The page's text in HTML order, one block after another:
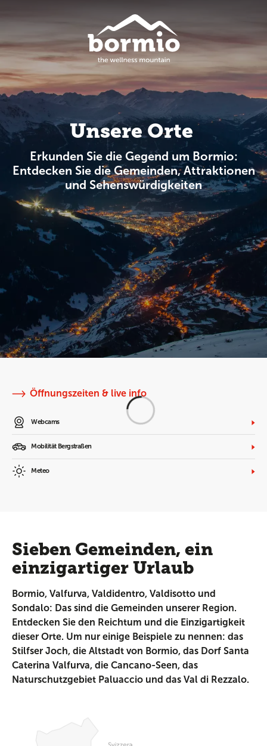
Unsere Orte
Erkunden Sie die Gegend um Bormio:
Entdecken Sie die Gemeinden, Attraktionen
und Sehenswürdigkeiten
Öffnungszeiten & live info
Webcams
Mobilität Bergstraßen
Meteo
Sieben Gemeinden, ein
einzigartiger Urlaub
Bormio, Valfurva, Valdidentro, Valdisotto und
Sondalo: Das sind die Gemeinden unserer Region.
Entdecken Sie den Reichtum und die Einzigartigkeit
dieser Orte. Um nur einige Beispiele zu nennen: das
Stilfser Joch, die Altstadt von Bormio, das Dorf Santa
Caterina Valfurva, die Cancano-Seen, das
Naturschutzgebiet Paluaccio und das Val di Rezzalo.